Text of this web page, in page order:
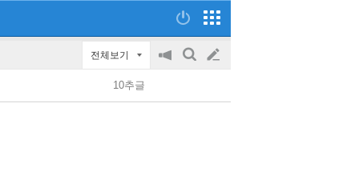
전체보기
공
on/off
검
글
쓰
10추글